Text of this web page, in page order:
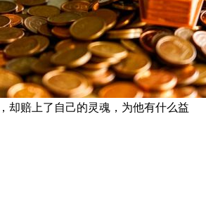
却赔上了自己的灵魂，为他有什么益